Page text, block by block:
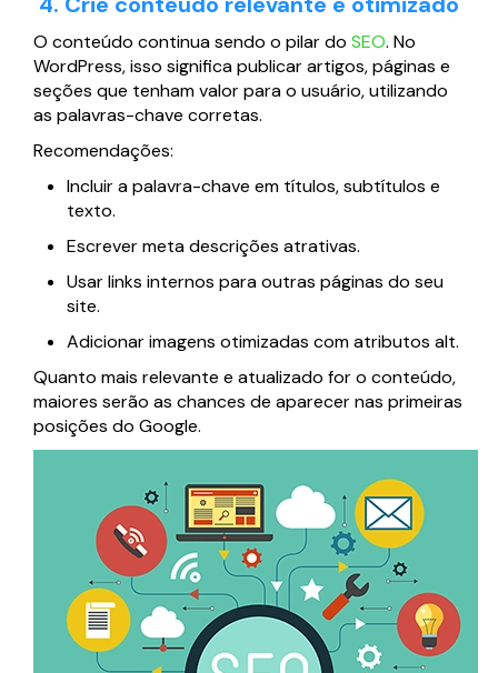
O conteúdo continua sendo o pilar do SEO. No
WordPress, isso significa publicar artigos, páginas e
seções que tenham valor para o usuário, utilizando
as palavras-chave corretas.
Recomendações:
Incluir a palavra-chave em títulos, subtítulos e
texto.
Escrever meta descrições atrativas.
Usar links internos para outras páginas do seu
site.
Adicionar imagens otimizadas com atributos alt.
Quanto mais relevante e atualizado for o conteúdo,
maiores serão as chances de aparecer nas primeiras
posições do Google.